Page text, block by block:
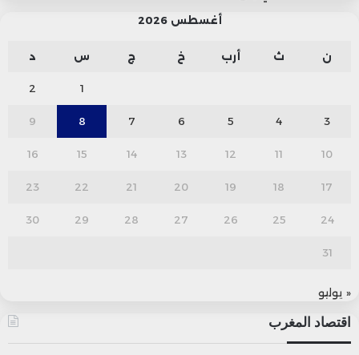
أغسطس 2026
ن ث أرب خ ج س د
1
2
3
4
5
6
7
8
9
10
11
12
13
14
15
16
17
18
19
20
21
22
23
24
25
26
27
28
29
30
31
« يوليو
اقتصاد المغرب